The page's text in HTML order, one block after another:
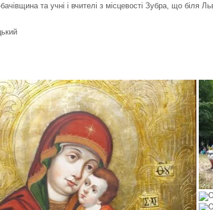
та учні і вчителі з місцевості Зубра, що біля